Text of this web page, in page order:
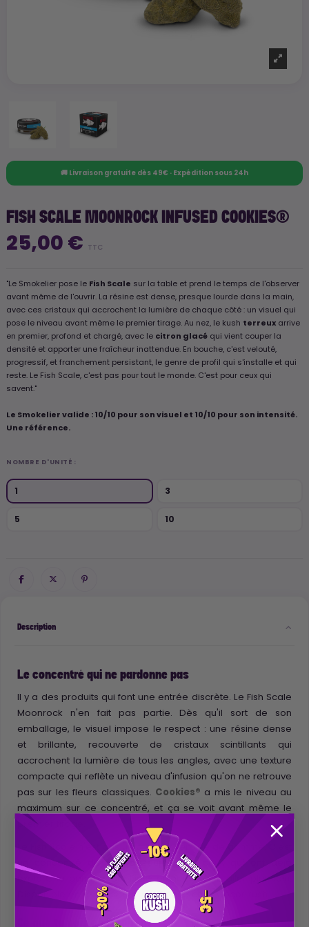
🚚 Livraison gratuite dès 49€ · Expédition sous 24h
FISH SCALE MOONROCK INFUSED COOKIES®
25,00 € TTC
"Le Smokelier pose le Fish Scale sur la table et prend le temps de l'observer
avant même de l'ouvrir. La résine est dense, presque lourde dans la main,
avec ces cristaux qui accrochent la lumière de chaque côté : un visuel qui
pose le niveau avant même le premier tirage. Au nez, le kush terreux arrive
en premier, profond et chargé, avec le citron glacé qui vient couper la
densité et apporter une fraîcheur inattendue. En bouche, c'est velouté,
progressif, et franchement persistant, le genre de profil qui s'installe et qui
reste. Le Fish Scale, c'est pas pour tout le monde. C'est pour ceux qui
savent."
Le Smokelier valide : 10/10 pour son visuel et 10/10 pour son intensité.
Une référence.
NOMBRE D'UNITÉ :
1 3
5 10
Description
Le concentré qui ne pardonne pas
Il y a des produits qui font une entrée discrète. Le Fish Scale
Moonrock n'en fait pas partie. Dès qu'il sort de son
emballage, le visuel impose le respect : une résine dense
et brillante, recouverte de cristaux scintillants qui
accrochent la lumière de tous les angles, avec une texture
compacte qui reflète un niveau d'infusion qu'on ne retrouve
pas sur les fleurs classiques. Cookies® a mis le niveau au
maximum sur ce concentré, et ça se voit avant même le
premier tirage.
Le Fish Scale n'est pas un produit d'entrée de gamme. C'est
un concentré de connaisseurs, pour ceux qui ont déjà
exploré la gamme Cookies® et qui veulent aller plus loin.
Disponible en exclusivité européenne chez Cocorikush.
Ce que tu vois en l'ouvrant